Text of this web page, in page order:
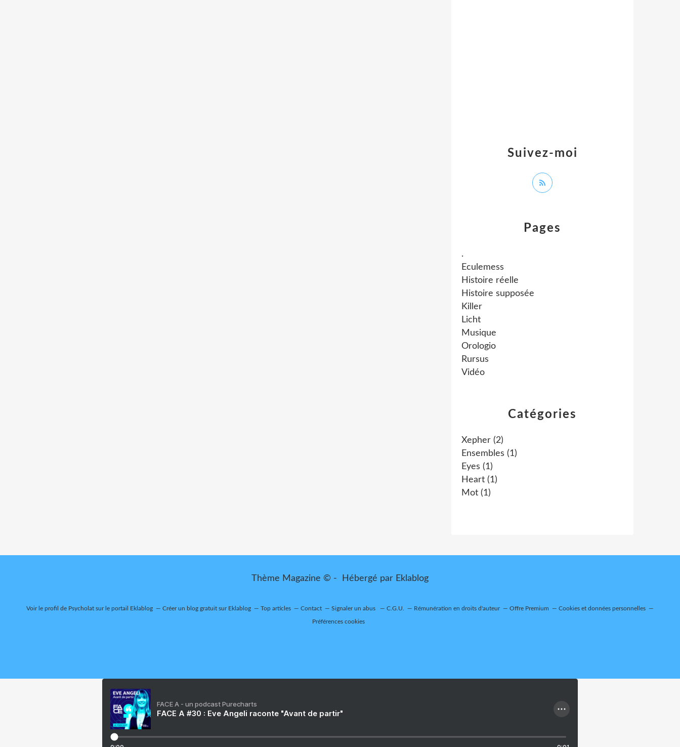
Catégories
Xepher (2)
Ensembles (1)
Eyes (1)
Heart (1)
Mot (1)
Pages
.
Eculemess
Histoire réelle
Histoire supposée
Killer
Licht
Musique
Orologio
Rursus
Vidéo
Suivez-moi
Thème Magazine © - Hébergé par Eklablog
Voir le profil de Psycholat sur le portail Eklablog Créer un blog gratuit sur Eklablog Top articles Contact Signaler un abus C.G.U. Rémunération en droits d'auteur Offre Premium Cookies et données personnelles
Préférences cookies
FACE A - un podcast Purecharts
FACE A #30 : Eve Angeli raconte "Avant de partir"